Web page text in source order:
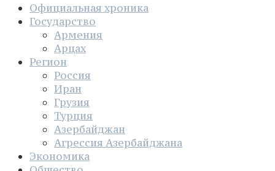
Официальная хроника
Государство
Армения
Арцах
Регион
Россия
Иран
Грузия
Турция
Азербайджан
Агрессия Азербайджана
Экономика